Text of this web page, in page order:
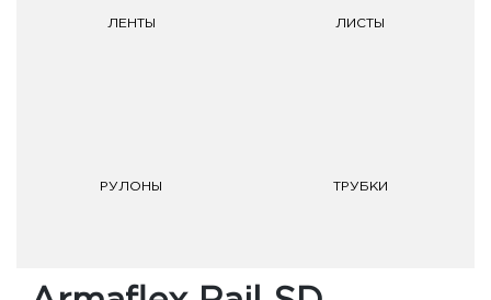
ЛЕНТЫ ЛИСТЫ
РУЛОНЫ ТРУБКИ